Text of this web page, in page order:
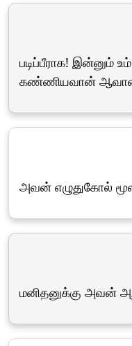
படிப்பீராக! இன்னும்
கண்ணியவான்
அவன் எழுதுகோல்
மனிதனுக்கு அவன்